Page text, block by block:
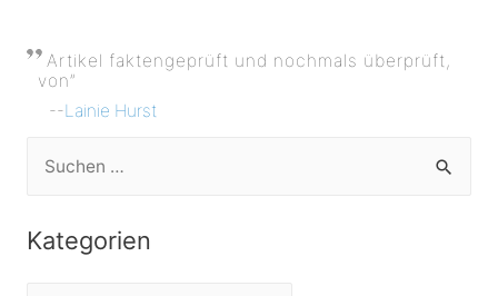
Artikel faktengeprüft und nochmals überprüft,
von”
--Lainie Hurst
Kategorien